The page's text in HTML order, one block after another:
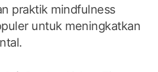
praktik mindfulness
untuk meningkatkan